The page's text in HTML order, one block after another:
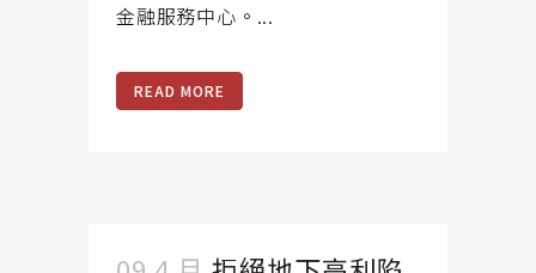
金融服務中心。...
READ MORE